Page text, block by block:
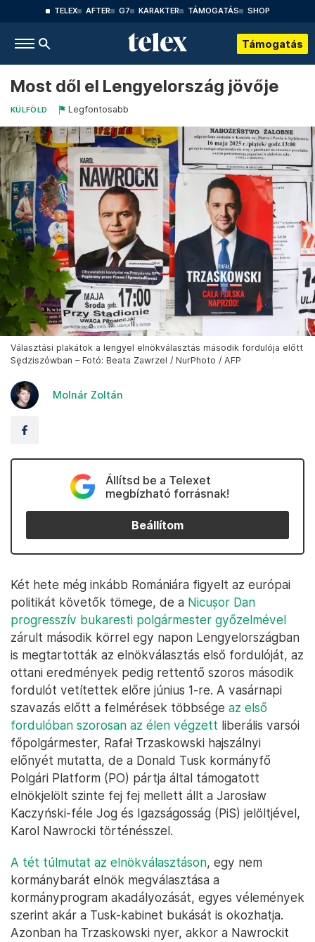
TELEX AFTER G7 KARAKTER TÁMOGATÁS SHOP
Támogatás
Most dől el Lengyelország jövője
KÜLFÖLD Legfontosabb
Választási plakátok a lengyel elnökválasztás második fordulója előtt
Sędziszówban – Fotó: Beata Zawrzel / NurPhoto / AFP
Molnár Zoltán
Állítsd be a Telexet
megbízható forrásnak!
Beállítom
Két hete még inkább Romániára figyelt az európai
politikát követők tömege, de a Nicușor Dan
progresszív bukaresti polgármester győzelmével
zárult második körrel egy napon Lengyelországban
is megtartották az elnökválasztás első fordulóját, az
ottani eredmények pedig rettentő szoros második
fordulót vetítettek előre június 1-re. A vasárnapi
szavazás előtt a felmérések többsége az első
fordulóban szorosan az élen végzett liberális varsói
főpolgármester, Rafał Trzaskowski hajszálnyi
előnyét mutatta, de a Donald Tusk kormányfő
Polgári Platform (PO) pártja által támogatott
elnökjelölt szinte fej fej mellett állt a Jarosław
Kaczyński-féle Jog és Igazságosság (PiS) jelöltjével,
Karol Nawrocki történésszel.
A tét túlmutat az elnökválasztáson, egy nem
kormánybarát elnök megválasztása a
kormányprogram akadályozását, egyes vélemények
szerint akár a Tusk-kabinet bukását is okozhatja.
Azonban ha Trzaskowski nyer, akkor a Nawrockit